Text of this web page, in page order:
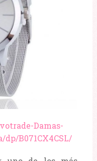
Damas-
B071CX4CSL/